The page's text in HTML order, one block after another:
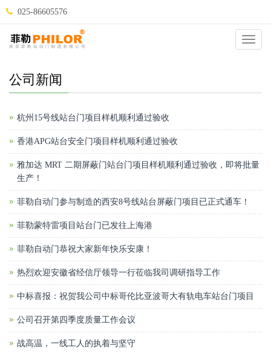
025-86605576
自动门
公司新闻
杭州15号线站台门项目样机顺利通过验收
香港APG站台安全门项目样机顺利通过验收
雅加达 MRT 二期屏蔽门站台门项目样机顺利通过验收，即将批量
生产！
菲勒自动门参与制造的西安8号线站台屏蔽门项目已正式通车！
菲勒蒙特雷项目站台门已发往上海港
菲勒自动门恭祝大家新年快乐安康！
热烈欢迎安徽省经信厅领导一行莅临我司调研指导工作
中标喜报：祝贺我公司中标哥伦比亚波哥大有轨电车站台门项目
公司召开第四季度质量工作会议
战高温，一线工人的执着与坚守